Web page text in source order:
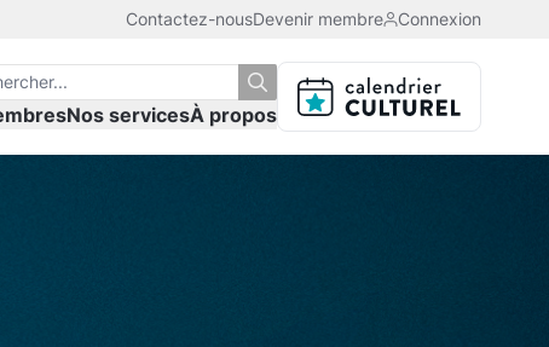
Contactez-nousDevenir membre Connexion
Nos servicesÀ propos